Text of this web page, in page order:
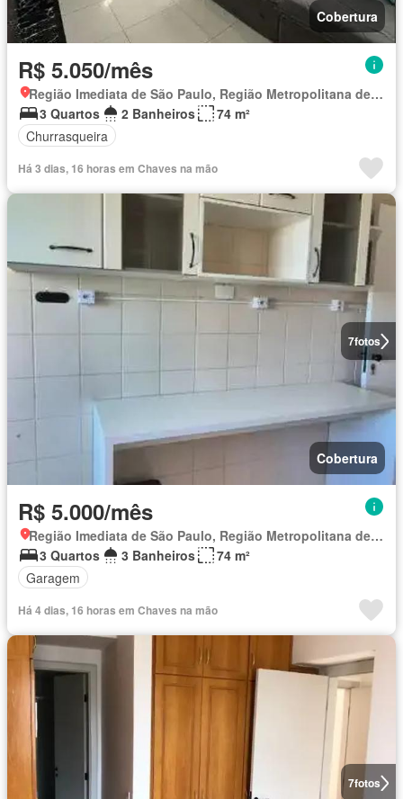
Cobertura
R$ 5.050/mês
Região Imediata de São Paulo, Região Metropolitana de São Paulo
3 Quartos
2 Banheiros
74 m²
Churrasqueira
Há 3 dias, 16 horas em Chaves na mão
7fotos
Cobertura
R$ 5.000/mês
Região Imediata de São Paulo, Região Metropolitana de São Paulo
3 Quartos
3 Banheiros
74 m²
Garagem
Há 4 dias, 16 horas em Chaves na mão
7fotos